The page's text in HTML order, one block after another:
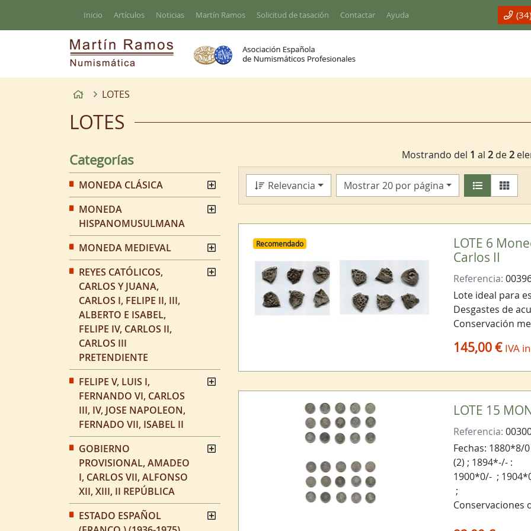
Inicio Artículos Noticias Martín Ramos Solicitud de tasación Contactar Ayuda
InicioLOTES
LOTES
Categorías
MONEDA CLÁSICA
MONEDA
HISPANOMUSULMANA
MONEDA MEDIEVAL
REYES CATÓLICOS,
CARLOS Y JUANA,
CARLOS I, FELIPE II, III,
ALBERTO E ISABEL,
FELIPE IV, CARLOS II,
CARLOS III
PRETENDIENTE
FELIPE V, LUIS I,
FERNANDO VI, CARLOS
III, IV, JOSE NAPOLEON,
FERNADO VII, ISABEL II
GOBIERNO
PROVISIONAL, AMADEO
I, CARLOS VII, ALFONSO
XII, XIII, II REPÚBLICA
ESTADO ESPAÑOL
Mostrando del 1 al 2de2
Relevancia Mostrar 20 por página
Recomendado
LOTE 6
Carlos II
Referencia:
Lote ideal para
Desgastes de
Conservación
145,00 € IVA
LOTE 15
Referencia:
Fechas: 1880*8/
(2) ; 1894*-/- :
1900*0/- ;
;
Conservaciones